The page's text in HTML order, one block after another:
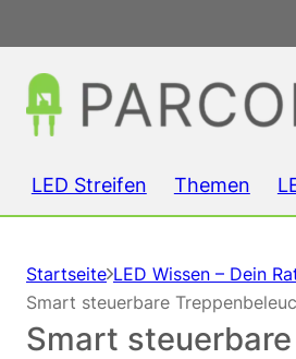
LED Streifen Themen
Startseite LED Wissen – Dein
Smart steuerbare
Smart